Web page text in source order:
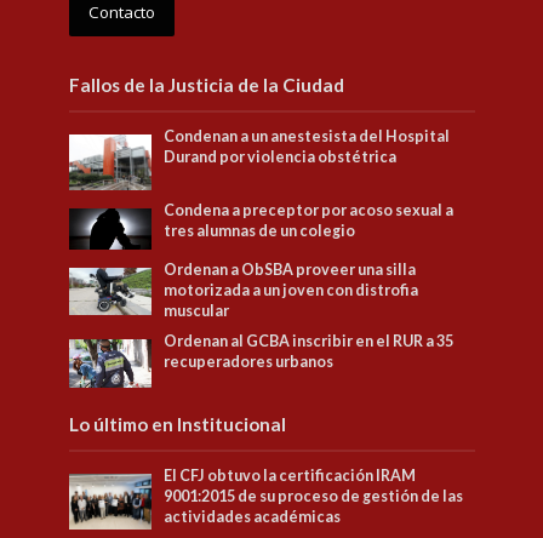
Contacto
Fallos de la Justicia de la Ciudad
Condenan a un anestesista del Hospital
Durand por violencia obstétrica
Condena a preceptor por acoso sexual a
tres alumnas de un colegio
Ordenan a ObSBA proveer una silla
motorizada a un joven con distrofia
muscular
Ordenan al GCBA inscribir en el RUR a 35
recuperadores urbanos
Lo último en Institucional
El CFJ obtuvo la certificación IRAM
9001:2015 de su proceso de gestión de las
actividades académicas